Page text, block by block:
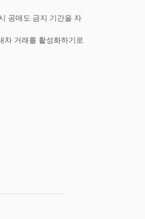
공매도 금지 기간을 자
차 거래를 활성화하기로